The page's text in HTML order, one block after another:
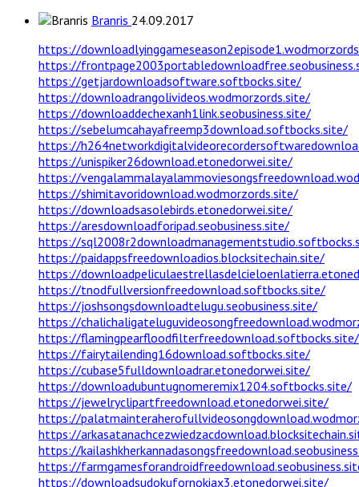
Branris 24.09.2017
https://
https://
https://getjardownloadsoftware.softbocks.site/
https://downloadrangolivideos.wodmorzords.site/
https://downloaddechexanh1link.seobusiness.site/
https://sebelumcahayafreemp3download.softbocks.site/
https://
https://unispiker26download.etonedorwei.site/
https://
https://shimitavoridownload.wodmorzords.site/
https://downloadsasolebirds.etonedorwei.site/
https://aresdownloadforipad.seobusiness.site/
https://
https://paidappsfreedownloadios.blocksitechain.site/
https://
https://tnodfullversionfreedownload.softbocks.site/
https://joshsongsdownloadtelugu.seobusiness.site/
https://
https://flamingpearfloodfilterfreedownload.softbocks.site/
https://fairytailending16download.softbocks.site/
https://cubase5fulldownloadrar.etonedorwei.site/
https://downloadubuntugnomeremix1204.softbocks.site/
https://jewelryclipartfreedownload.etonedorwei.site/
https://
https://
https://
https://
https://downloadsudokufornokiax3.etonedorwei.site/